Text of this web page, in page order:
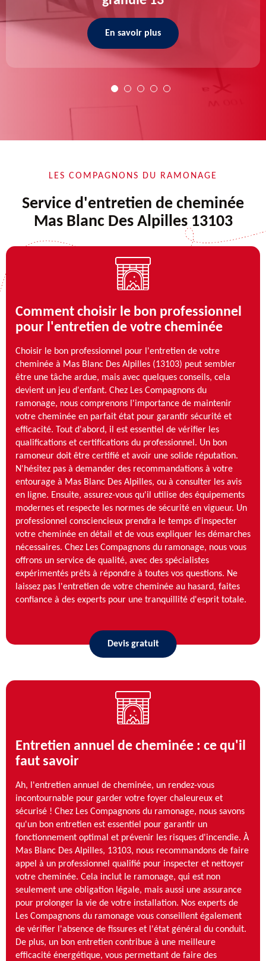
En savoir plus
LES COMPAGNONS DU RAMONAGE
Service d'entretien de cheminée
Mas Blanc Des Alpilles 13103
Comment choisir le bon professionnel
pour l'entretien de votre cheminée
Choisir le bon professionnel pour l'entretien de votre
cheminée à Mas Blanc Des Alpilles (13103) peut sembler
être une tâche ardue, mais avec quelques conseils, cela
devient un jeu d'enfant. Chez Les Compagnons du
ramonage, nous comprenons l'importance de maintenir
votre cheminée en parfait état pour garantir sécurité et
efficacité. Tout d'abord, il est essentiel de vérifier les
qualifications et certifications du professionnel. Un bon
ramoneur doit être certifié et avoir une solide réputation.
N'hésitez pas à demander des recommandations à votre
entourage à Mas Blanc Des Alpilles, ou à consulter les avis
en ligne. Ensuite, assurez-vous qu'il utilise des équipements
modernes et respecte les normes de sécurité en vigueur. Un
professionnel consciencieux prendra le temps d'inspecter
votre cheminée en détail et de vous expliquer les démarches
nécessaires. Chez Les Compagnons du ramonage, nous vous
offrons un service de qualité, avec des spécialistes
expérimentés prêts à répondre à toutes vos questions. Ne
laissez pas l'entretien de votre cheminée au hasard, faites
confiance à des experts pour une tranquillité d'esprit totale.
Devis gratuit
Entretien annuel de cheminée : ce qu'il
faut savoir
Ah, l'entretien annuel de cheminée, un rendez-vous
incontournable pour garder votre foyer chaleureux et
sécurisé ! Chez Les Compagnons du ramonage, nous savons
qu'un bon entretien est essentiel pour garantir un
fonctionnement optimal et prévenir les risques d'incendie. À
Mas Blanc Des Alpilles, 13103, nous recommandons de faire
appel à un professionnel qualifié pour inspecter et nettoyer
votre cheminée. Cela inclut le ramonage, qui est non
seulement une obligation légale, mais aussi une assurance
pour prolonger la vie de votre installation. Nos experts de
Les Compagnons du ramonage vous conseillent également
de vérifier l'absence de fissures et l'état général du conduit.
De plus, un bon entretien contribue à une meilleure
efficacité énergétique, vous permettant de faire des